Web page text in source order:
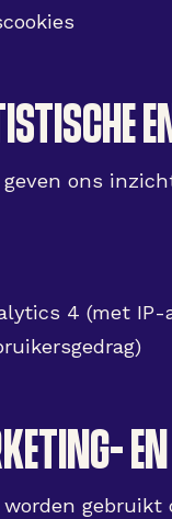
geven ons
4 (met
worden